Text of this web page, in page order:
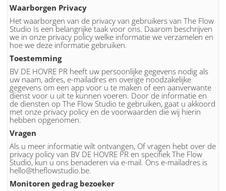
Waarborgen Privacy
Het waarborgen van de privacy van gebruikers van The Flow
Studio Is een belangrijke taak voor ons. Daarom beschrijven
we in onze privacy policy welke informatie we verzamelen en
hoe we deze informatie gebruiken.
Toestemming
BV DE HOVRE PR heeft uw persoonlijke gegevens nodig als
uw naam, adres, e-mailadres en overige noodzakelijke
gegevens om een app voor u te maken of een aanverwante
dienst voor u uit te kunnen voeren. Door de informatie en
de diensten op The Flow Studio te gebruiken, gaat u akkoord
met onze privacy policy en de voorwaarden die wij hierin
hebben opgenomen.
Vragen
Als u meer informatie wilt ontvangen, Of vragen hebt over de
privacy policy van BV DE HOVRE PR en specifiek The Flow
Studio, kun u ons benaderen via e-mail. Ons e-mailadres is
hello@theflowstudio.be.
Monitoren gedrag bezoeker